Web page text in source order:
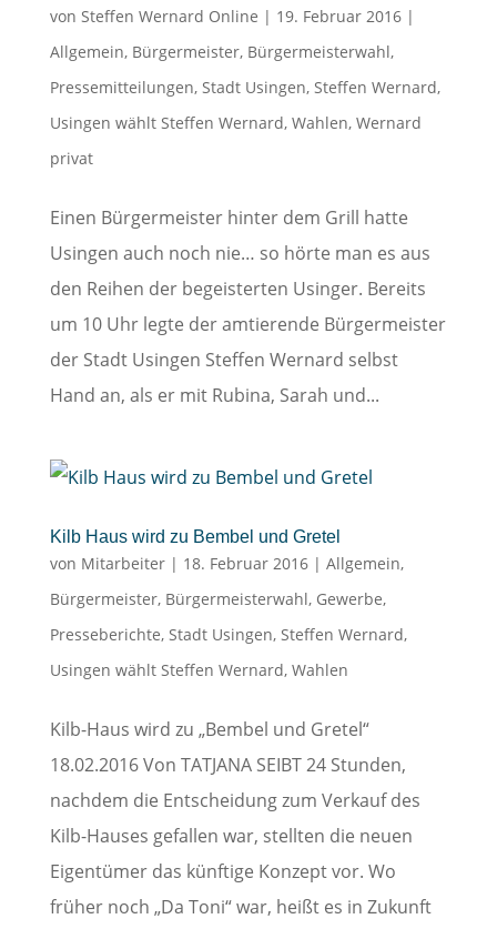
von Steffen Wernard Online | 19. Februar 2016|
Allgemein, Bürgermeister, Bürgermeisterwahl,
Pressemitteilungen, Stadt Usingen, Steffen Wernard,
Usingen wählt Steffen Wernard, Wahlen, Wernard
privat
Einen Bürgermeister hinter dem Grill hatte
Usingen auch noch nie… so hörte man es aus
den Reihen der begeisterten Usinger. Bereits
um 10 Uhr legte der amtierende Bürgermeister
der Stadt Usingen Steffen Wernard selbst
Hand an, als er mit Rubina, Sarah und...
Kilb Haus wird zu Bembel und Gretel
von Mitarbeiter| 18. Februar 2016| Allgemein,
Bürgermeister, Bürgermeisterwahl, Gewerbe,
Presseberichte, Stadt Usingen, Steffen Wernard,
Usingen wählt Steffen Wernard, Wahlen
Kilb-Haus wird zu „Bembel und Gretel“
18.02.2016 Von TATJANA SEIBT 24 Stunden,
nachdem die Entscheidung zum Verkauf des
Kilb-Hauses gefallen war, stellten die neuen
Eigentümer das künftige Konzept vor. Wo
früher noch „Da Toni“ war, heißt es in Zukunft